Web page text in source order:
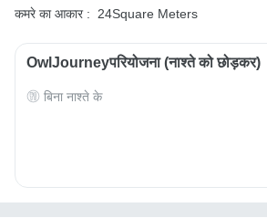
कमरे का आकार :
24Square Meters
OwlJourneyपरियोजना (नाश्ते को छोड़कर)
बिना नाश्ते के